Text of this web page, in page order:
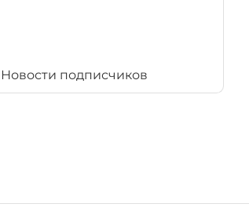
Новости подписчиков